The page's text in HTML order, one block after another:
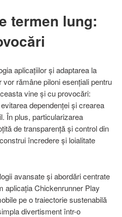
termen lung:
aplicațiilor și adaptarea la
vor rămâne piloni esențiali pentru
vine și cu provocări:
dependenței și crearea
În plus, particularizarea
de transparență și control din
încredere și loialitate
avansate și abordări centrate
aplicația Chickenrunner Play
pe o traiectorie sustenabilă
divertisment într-o